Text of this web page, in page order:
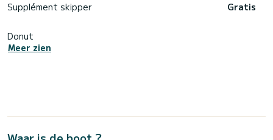
Supplément skipper Gratis
Donut
Meer zien